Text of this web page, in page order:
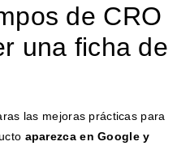
de CRO
una ficha de
las mejoras prácticas para
aparezca en Google y